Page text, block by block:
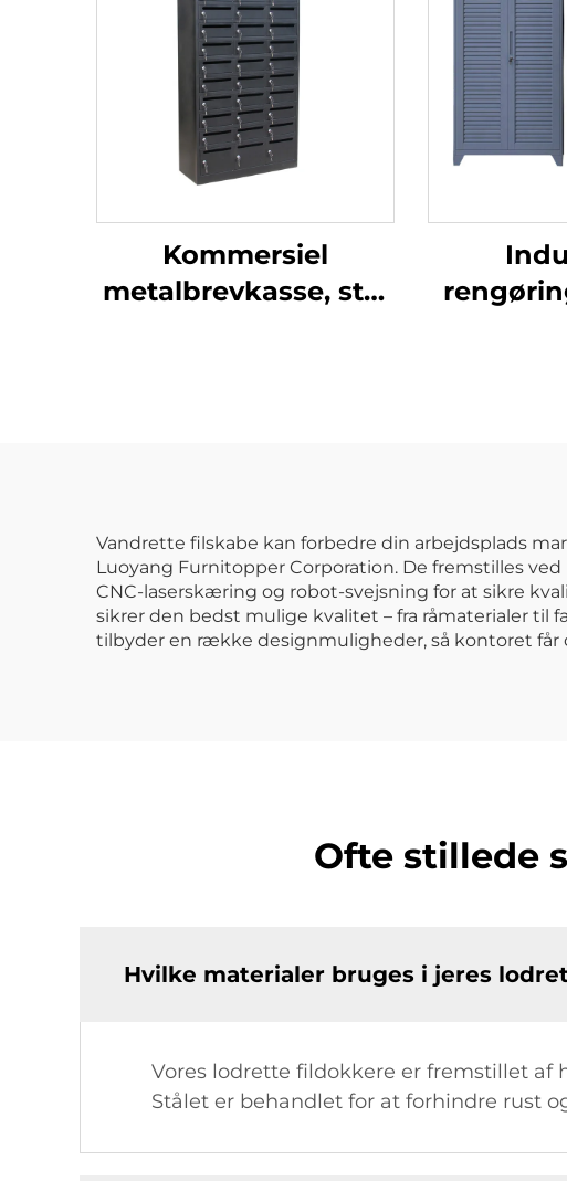
Kommersiel
metalbrevkasse, stål
Vandrette filskabe kan forbedre din arbejdsplads
Luoyang Furnitopper Corporation. De fremstilles
CNC-laserskæring og robot-svejsning for at sikre
sikrer den bedst mulige kvalitet – fra råmaterialer
tilbyder en række designmuligheder, så kontoret
Ofte stillede
Hvilke materialer bruges i jeres
Vores lodrette fildokkere er fremstillet af
Stålet er behandlet for at forhindre rust